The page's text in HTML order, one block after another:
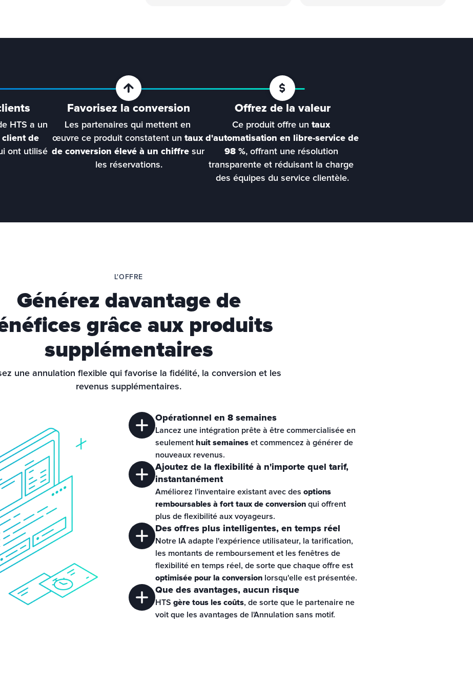
client de
ont utilisé
Favorisez la conversion
Les partenaires qui mettent en
œuvre ce produit constatent un taux
de conversion élevé à un chiffre sur
les réservations.
Offrez de la valeur
Ce produit offre un taux
d'automatisation en libre-service de
98 %, offrant une résolution
transparente et réduisant la charge
des équipes du service clientèle.
L'OFFRE
Générez davantage de
grâce aux produits
supplémentaires
une annulation flexible qui favorise la fidélité, la conversion et les
revenus supplémentaires.
Opérationnel en 8 semaines
Lancez une intégration prête à être commercialisée en
seulement huit semaines et commencez à générer de
nouveaux revenus.
Ajoutez de la flexibilité à n'importe quel tarif,
instantanément
Améliorez l'inventaire existant avec des options
remboursables à fort taux de conversion qui offrent
plus de flexibilité aux voyageurs.
Des offres plus intelligentes, en temps réel
Notre IA adapte l'expérience utilisateur, la tarification,
les montants de remboursement et les fenêtres de
optimisée pour la conversion lorsqu'elle est présentée.
Que des avantages, aucun risque
HTS gère tous les coûts, de sorte que le partenaire ne
voit que les avantages de l'Annulation sans motif.